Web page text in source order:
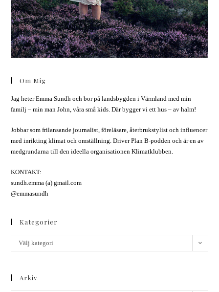
Om Mig
Jag heter Emma Sundh och bor på landsbygden i Värmland med min
familj – min man John, våra små kids. Där bygger vi ett hus – av halm!
Jobbar som frilansande journalist, föreläsare, återbrukstylist och influencer
med inrikting klimat och omställning. Driver Plan B-podden och är en av
medgrundarna till den ideella organisationen Klimatklubben.
KONTAKT:
sundh.emma (a) gmail.com
@emmasundh
Kategorier
Välj kategori
Arkiv